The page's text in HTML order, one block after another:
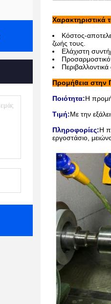
Χαρακτηριστικά
Κόστος-
ζωής τους.
Ελάχιστη
Προμήθεια στην
Ποιότητα:Η
Τιμή:Με την
Πληροφορίες:Η
εργοστάσιο,